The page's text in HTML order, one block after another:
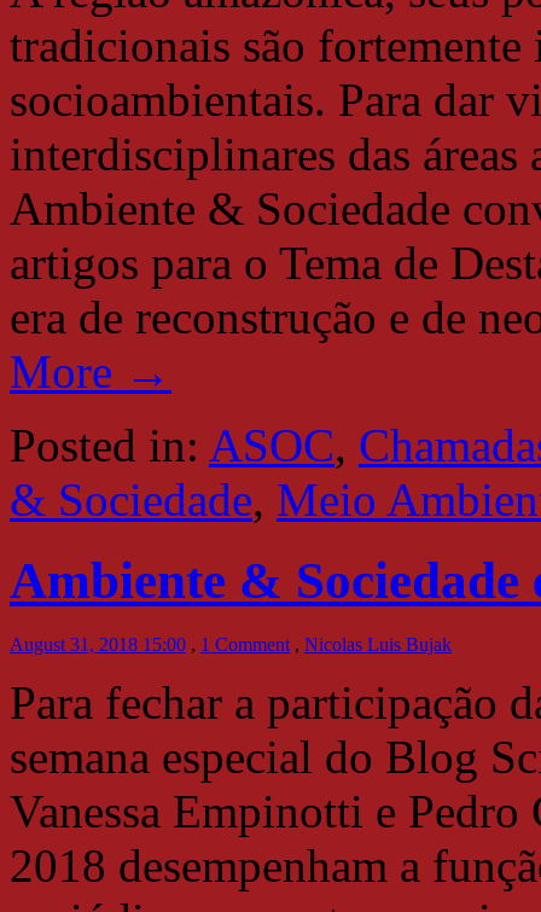
tradicionais são fortemente
socioambientais. Para dar
interdisciplinares das
Ambiente & Sociedade
artigos para o Tema de
era de reconstrução e de
More →
Posted in: ASOC,
& Sociedade, Meio
Ambiente & Sociedade
August 31, 2018 15:00 , 1 Comment , Nicolas Luis Bujak
Para fechar a participação
semana especial do Blog
Vanessa Empinotti e
2018 desempenham a